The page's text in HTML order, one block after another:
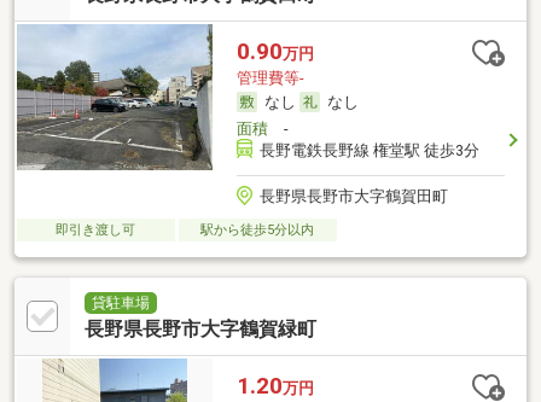
0.90万円
管理費等-
なし
なし
面積-
長野電鉄長野線 権堂駅 徒歩3分
長野県長野市大字鶴賀田町
即引き渡し可 駅から徒歩5分以内
貸駐車場
長野県長野市大字鶴賀緑町
1.20万円